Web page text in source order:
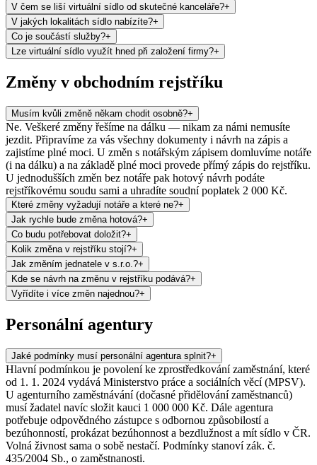
V čem se liší virtuální sídlo od skutečné kanceláře?+
V jakých lokalitách sídlo nabízíte?+
Co je součástí služby?+
Lze virtuální sídlo využít hned při založení firmy?+
Změny v obchodním rejstříku
Musím kvůli změně někam chodit osobně?+
Ne. Veškeré změny řešíme na dálku — nikam za námi nemusíte
jezdit. Připravíme za vás všechny dokumenty i návrh na zápis a
zajistíme plné moci. U změn s notářským zápisem domluvíme notáře
(i na dálku) a na základě plné moci provede přímý zápis do rejstříku.
U jednodušších změn bez notáře pak hotový návrh podáte
rejstříkovému soudu sami a uhradíte soudní poplatek 2 000 Kč.
Které změny vyžadují notáře a které ne?+
Jak rychle bude změna hotová?+
Co budu potřebovat doložit?+
Kolik změna v rejstříku stojí?+
Jak změním jednatele v s.r.o.?+
Kde se návrh na změnu v rejstříku podává?+
Vyřídíte i více změn najednou?+
Personální agentury
Jaké podmínky musí personální agentura splnit?+
Hlavní podmínkou je povolení ke zprostředkování zaměstnání, které
od 1. 1. 2024 vydává Ministerstvo práce a sociálních věcí (MPSV).
U agenturního zaměstnávání (dočasné přidělování zaměstnanců)
musí žadatel navíc složit kauci 1 000 000 Kč. Dále agentura
potřebuje odpovědného zástupce s odbornou způsobilostí a
bezúhonností, prokázat bezúhonnost a bezdlužnost a mít sídlo v ČR.
Volná živnost sama o sobě nestačí. Podmínky stanoví zák. č.
435/2004 Sb., o zaměstnanosti.